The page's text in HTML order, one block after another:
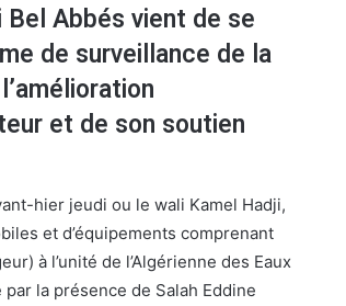
Bel Abbés vient de se
de surveillance de la
et de son soutien
hier jeudi ou le wali Kamel Hadji,
et d’équipements comprenant
à l’unité de l’Algérienne des Eaux
la présence de Salah Eddine